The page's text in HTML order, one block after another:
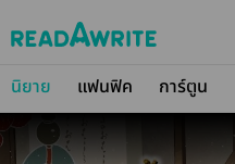
นิยาย แฟนฟิค การ์ตูน